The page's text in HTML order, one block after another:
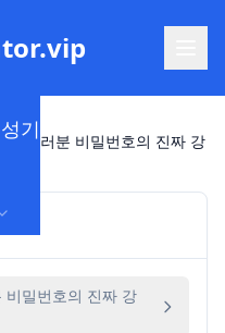
기
: 여러분 비밀번호의 진짜 강
비밀번호의 진짜 강